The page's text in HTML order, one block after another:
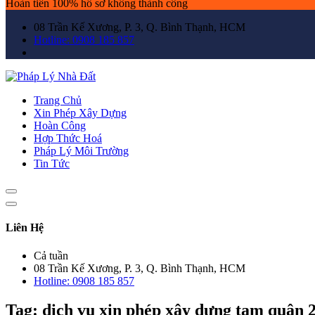
Hoàn tiền 100% hồ sơ không thành công
08 Trần Kế Xương, P. 3, Q. Bình Thạnh, HCM
Hotline: 0908 185 857
Trang Chủ
Xin Phép Xây Dựng
Hoàn Công
Hợp Thức Hoá
Pháp Lý Môi Trường
Tin Tức
Liên Hệ
Cả tuần
08 Trần Kế Xương, P. 3, Q. Bình Thạnh, HCM
Hotline: 0908 185 857
Tag: dịch vụ xin phép xây dựng tạm quận